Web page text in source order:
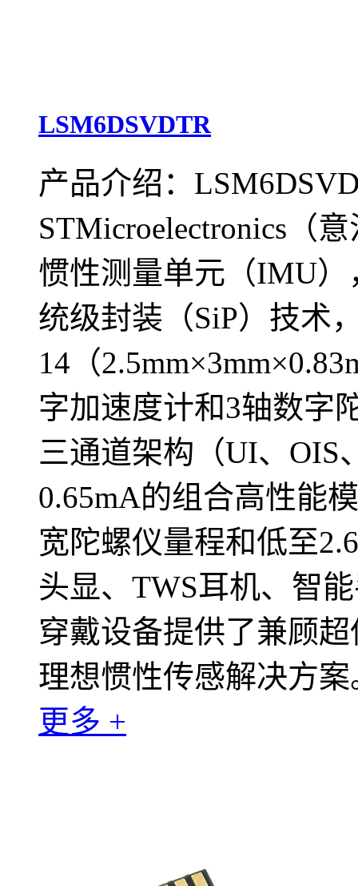
LSM6DSVDTR
产品介绍：
STMicroelectronics（
惯性测量单元（IMU
统级封装（SiP）技术
14（
字加速度计和3轴数字
三通道架构（UI、OIS
0.65mA的组合高性能
宽陀螺仪量程和低至
头显、TWS耳机、智
穿戴设备提供了兼顾
理想惯性传感解决方案
更多 +